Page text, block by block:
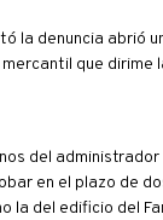
la denuncia abrió
que dirime
del
en el plazo de
del edificio del